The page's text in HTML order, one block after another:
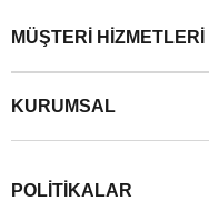
MÜŞTERİ HİZMETLERİ
KURUMSAL
POLİTİKALAR